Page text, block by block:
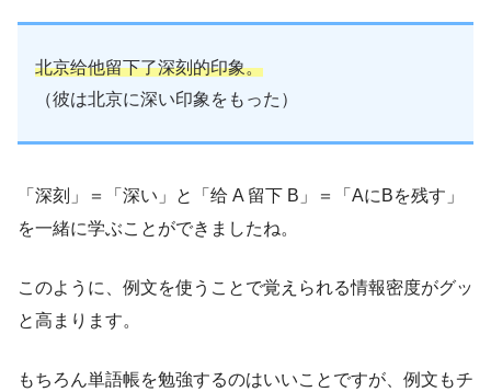
北京给他留下了深刻的印象。
（彼は北京に深い印象をもった）
「深刻」＝「深い」と「给 A 留下 B」＝「AにBを残す」
を一緒に学ぶことができましたね。
このように、例文を使うことで覚えられる情報密度がグッ
と高まります。
もちろん単語帳を勉強するのはいいことですが、例文もチ